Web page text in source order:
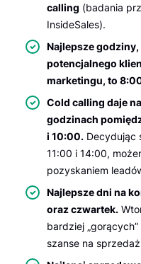
calling (badania
InsideSales).
Najlepsze
potencjalnego
marketingu, to
Cold calling daje
godzinach
i 10:00. Decydując
11:00 i 14:00,
pozyskaniem
Najlepsze dni na
oraz czwartek.
bardziej
szanse na